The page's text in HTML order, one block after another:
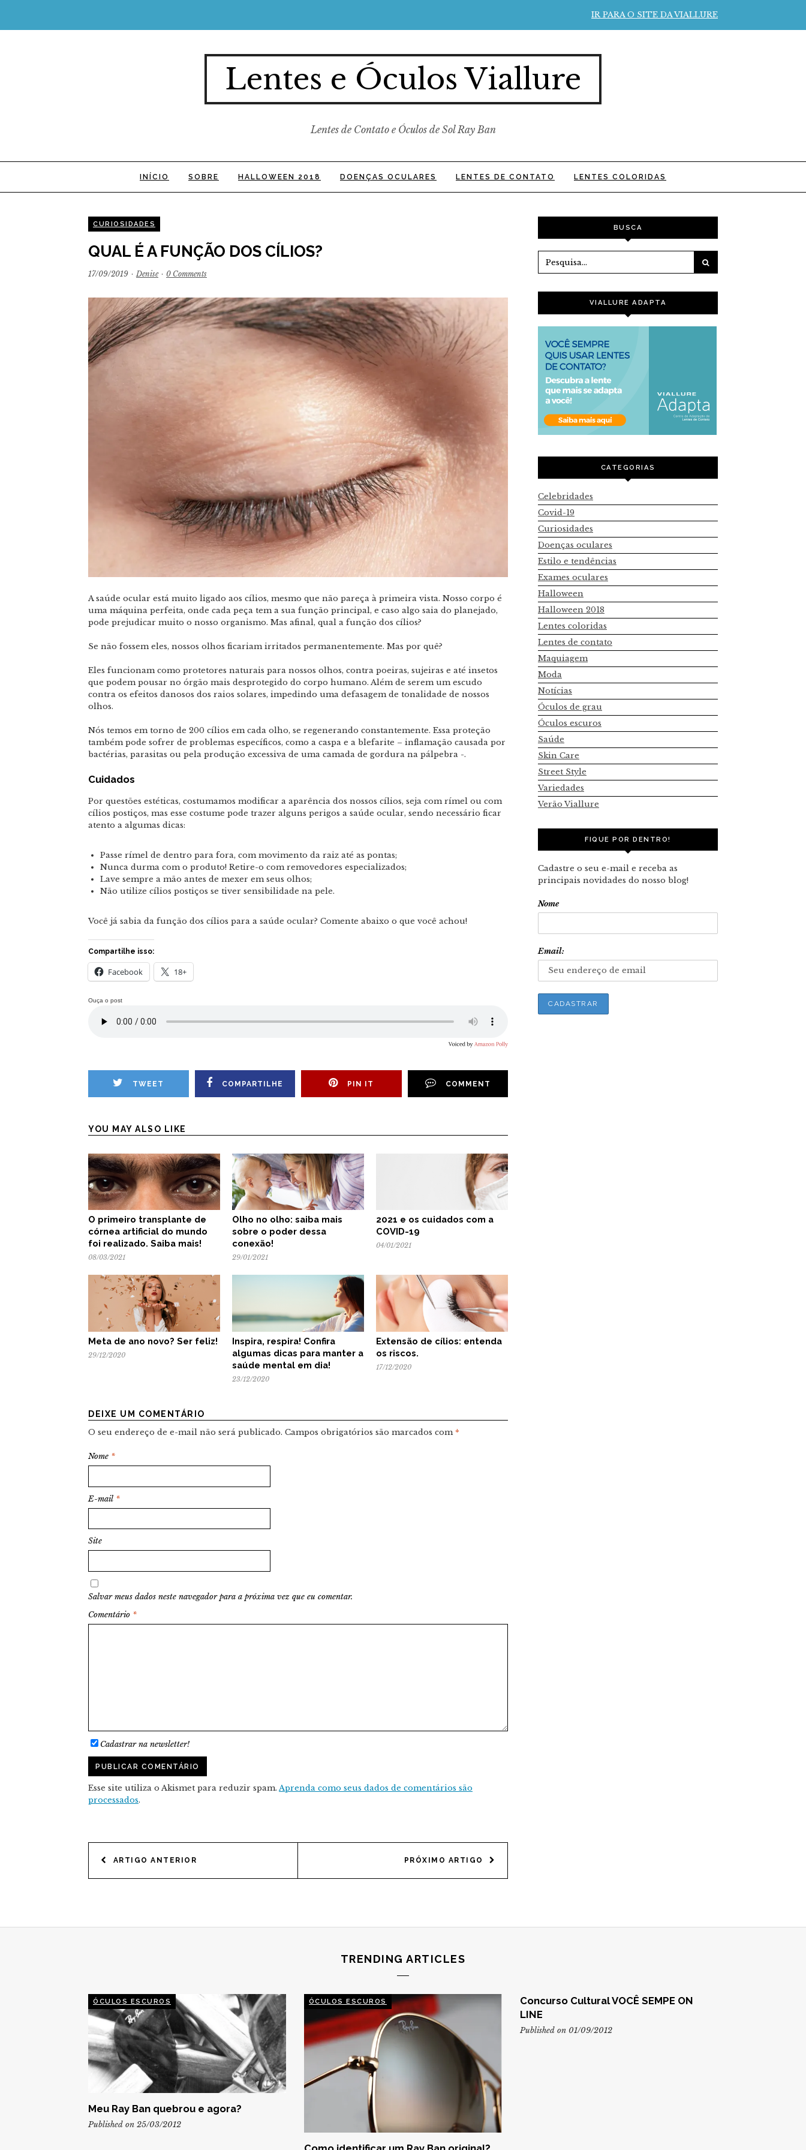
IR PARA O SITE DA VIALLURE
Lentes e Óculos Viallure
Lentes de Contato e Óculos de Sol Ray Ban
INÍCIO SOBRE HALLOWEEN 2018 DOENÇAS OCULARES LENTES DE CONTATO LENTES COLORIDAS
CURIOSIDADES
QUAL É A FUNÇÃO DOS CÍLIOS?
17/09/2019 · Denise · 0 Comments
A saúde ocular está muito ligado aos cílios, mesmo que não pareça à primeira vista. Nosso corpo é
uma máquina perfeita, onde cada peça tem a sua função principal, e caso algo saia do planejado,
pode prejudicar muito o nosso organismo. Mas afinal, qual a função dos cílios?
Se não fossem eles, nossos olhos ficariam irritados permanentemente. Mas por quê?
Eles funcionam como protetores naturais para nossos olhos, contra poeiras, sujeiras e até insetos
que podem pousar no órgão mais desprotegido do corpo humano. Além de serem um escudo
contra os efeitos danosos dos raios solares, impedindo uma defasagem de tonalidade de nossos
olhos.
Nós temos em torno de 200 cílios em cada olho, se regenerando constantemente. Essa proteção
também pode sofrer de problemas específicos, como a caspa e a blefarite – inflamação causada por
bactérias, parasitas ou pela produção excessiva de uma camada de gordura na pálpebra -.
Cuidados
Por questões estéticas, costumamos modificar a aparência dos nossos cílios, seja com rímel ou com
cílios postiços, mas esse costume pode trazer alguns perigos a saúde ocular, sendo necessário ficar
atento a algumas dicas:
Passe rímel de dentro para fora, com movimento da raiz até as pontas;
Nunca durma com o produto! Retire-o com removedores especializados;
Lave sempre a mão antes de mexer em seus olhos;
Não utilize cílios postiços se tiver sensibilidade na pele.
Você já sabia da função dos cílios para a saúde ocular? Comente abaixo o que você achou!
Compartilhe isso:
Facebook 18+
Ouça o post
TWEET COMPARTILHE PIN IT COMMENT
YOU MAY ALSO LIKE
O primeiro transplante de
córnea artificial do mundo
foi realizado. Saiba mais!
08/03/2021
Olho no olho: saiba mais
sobre o poder dessa
conexão!
29/01/2021
2021 e os cuidados com a
COVID-19
04/01/2021
Meta de ano novo? Ser feliz!
29/12/2020
Inspira, respira! Confira
algumas dicas para manter a
saúde mental em dia!
23/12/2020
Extensão de cílios: entenda
os riscos.
17/12/2020
DEIXE UM COMENTÁRIO
O seu endereço de e-mail não será publicado. Campos obrigatórios são marcados com *
Nome *
E-mail *
Site
Salvar meus dados neste navegador para a próxima vez que eu comentar.
Comentário *
Cadastrar na newsletter!
Esse site utiliza o Akismet para reduzir spam.Aprenda como seus dados de comentários são
processados.
DE
POST
PRÓXIMO ARTIGO
ARTIGO ANTERIOR
BUSCA
VIALLURE ADAPTA
CATEGORIAS
Celebridades
Covid-19
Curiosidades
Doenças oculares
Estilo e tendências
Exames oculares
Halloween
Halloween 2018
Lentes coloridas
Lentes de contato
Maquiagem
Moda
Notícias
Óculos de grau
Óculos escuros
Saúde
Skin Care
Street Style
Variedades
Verão Viallure
FIQUE POR DENTRO!
Cadastre o seu e-mail e receba as
principais novidades do nosso blog!
Nome
Email:
TRENDING ARTICLES
ÓCULOS ESCUROS
Meu Ray Ban quebrou e agora?
Published on 25/03/2012
ÓCULOS ESCUROS
Concurso Cultural VOCÊ SEMPE ON
LINE
Published on 01/09/2012